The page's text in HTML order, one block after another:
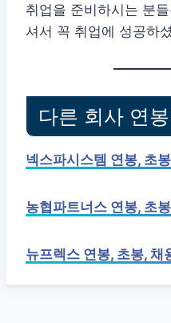
취업을 준비하시는 분
셔서 꼭 취업에 성공하
다른 회사 연
넥스파시스템 연봉, 초
농협파트너스 연봉, 초
뉴프렉스 연봉, 초봉, 채